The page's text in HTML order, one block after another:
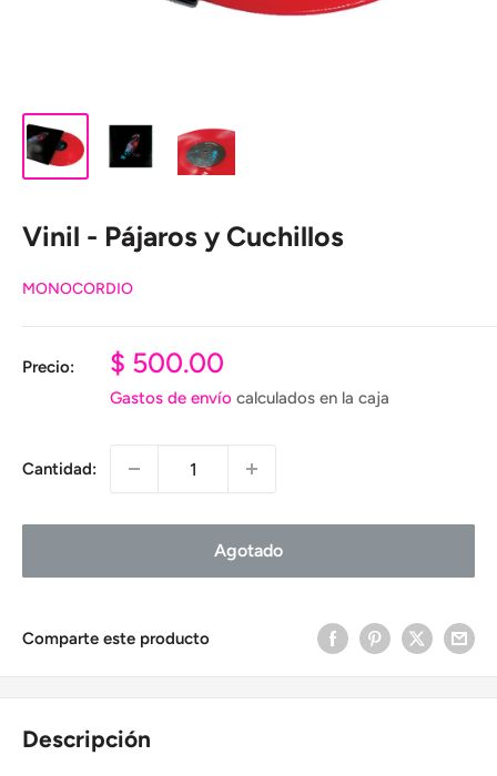
Vinil - Pájaros y Cuchillos
MONOCORDIO
Precio:
Precio
de
$ 500.00
Gastos de envío calculados en la caja
Cantidad:
Agotado
Comparte este producto
Descripción